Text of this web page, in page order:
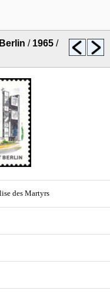
/ 1965 /
des Martyrs